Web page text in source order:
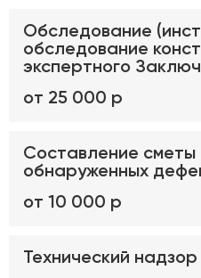
Обследование
обследование
экспертного
от 25 000 р
Составление сметы
обнаруженных
от 10 000 р
Технический надзор